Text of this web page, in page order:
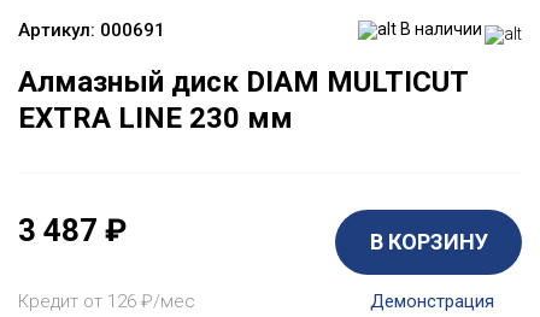
Артикул: 000691 В наличии
Алмазный диск DIAM MULTICUT
EXTRA LINE 230 мм
3 487 ₽ В КОРЗИНУ
Кредит от 126 ₽/мес Демонстрация